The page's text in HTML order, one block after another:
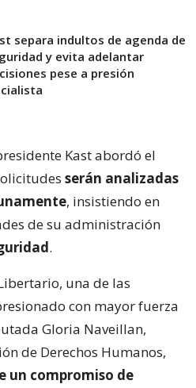
separa indultos de agenda de
y evita adelantar
pese a presión
Kast abordó el
serán analizadas
, insistiendo en
de su administración
.
una de las
con mayor fuerza
Gloria Naveillan,
de Derechos Humanos,
un compromiso de